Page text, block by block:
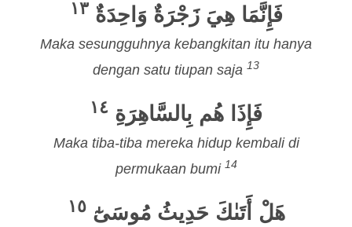
فَإِنَّمَا هِيَ زَجْرَةٌ وَاحِدَةٌ ١٣
Maka sesungguhnya kebangkitan itu hanya
dengan satu tiupan saja 13
فَإِذَا هُم بِالسَّاهِرَةِ ١٤
Maka tiba-tiba mereka hidup kembali di
permukaan bumi 14
هَلْ أَتَىٰكَ حَدِيثُ مُوسَىٰٓ١٥